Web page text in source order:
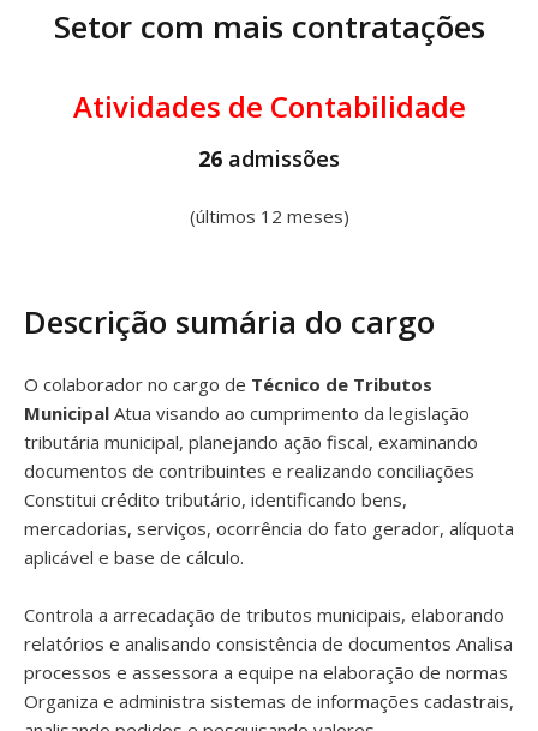
Setor com mais contratações
Atividades de Contabilidade
26 admissões
(últimos 12 meses)
Descrição sumária do cargo
O colaborador no cargo de Técnico de Tributos
Municipal Atua visando ao cumprimento da legislação
tributária municipal, planejando ação fiscal, examinando
documentos de contribuintes e realizando conciliações
Constitui crédito tributário, identificando bens,
mercadorias, serviços, ocorrência do fato gerador, alíquota
aplicável e base de cálculo.
Controla a arrecadação de tributos municipais, elaborando
relatórios e analisando consistência de documentos Analisa
processos e assessora a equipe na elaboração de normas
Organiza e administra sistemas de informações cadastrais,